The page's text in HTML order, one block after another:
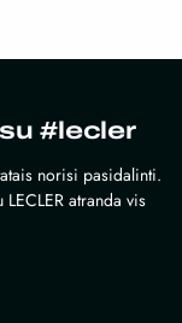
#lecler
norisi pasidalinti.
atranda vis